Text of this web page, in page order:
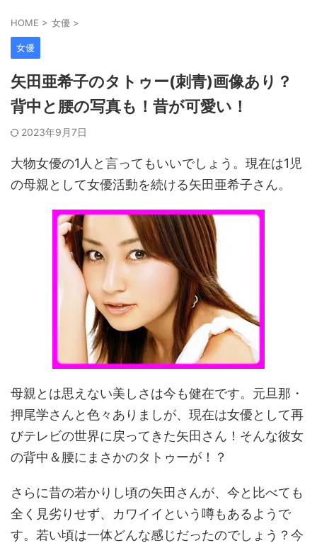
HOME > 女優 >
女優
矢田亜希子のタトゥー(刺青)画像あり？
背中と腰の写真も！昔が可愛い！
2023年9月7日
大物女優の1人と言ってもいいでしょう。現在は1児
の母親として女優活動を続ける矢田亜希子さん。
母親とは思えない美しさは今も健在です。元旦那・
押尾学さんと色々ありましが、現在は女優として再
びテレビの世界に戻ってきた矢田さん！そんな彼女
の背中＆腰にまさかのタトゥーが！？
さらに昔の若かりし頃の矢田さんが、今と比べても
全く見劣りせず、カワイイという噂もあるようで
す。若い頃は一体どんな感じだったのでしょう？今